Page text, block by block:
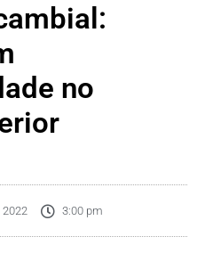
no
2022 3:00 pm